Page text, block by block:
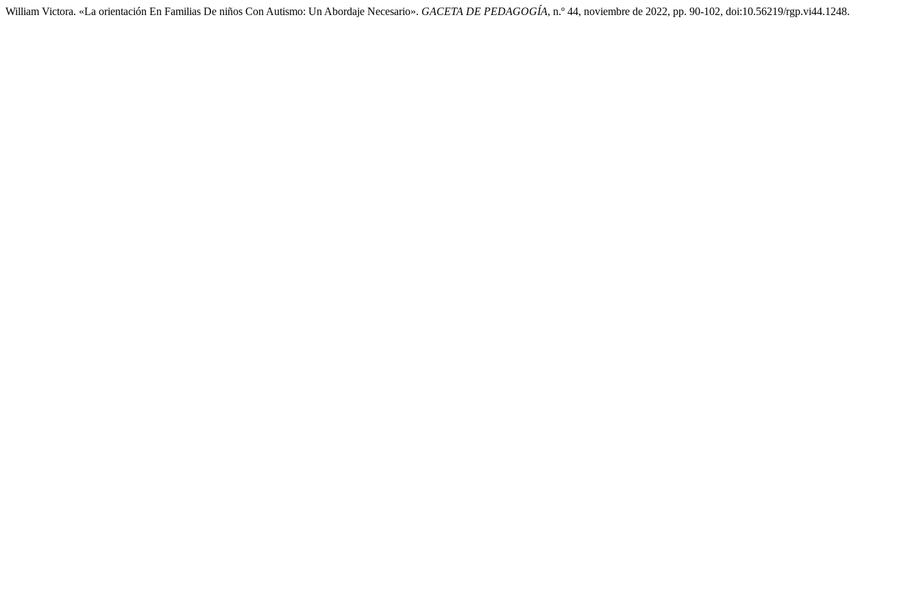
William Victora. «La orientación En Familias De niños Con Autismo: Un Abordaje Necesario». GACETA DE PEDAGOGÍA, n.º 44, noviembre de 2022, pp. 90-102, doi:10.56219/rgp.vi44.1248.